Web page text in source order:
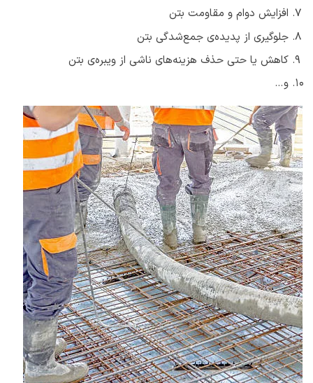
افزایش دوام و مقاومت بتن
جلوگیری از پدیده‌ی جمع‌شدگی بتن
کاهش یا حتی حذف هزینه‌های ناشی از ویبره‌ی بتن
و…